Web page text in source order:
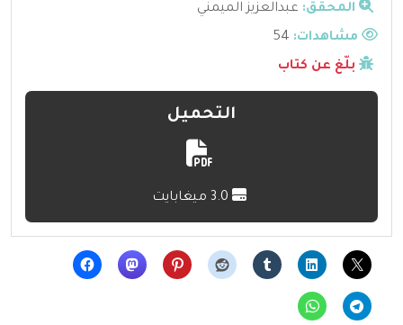
المحقق: عبدالعزيز الميمني
مشاهدات:
بلّغ عن كتاب
التحميل